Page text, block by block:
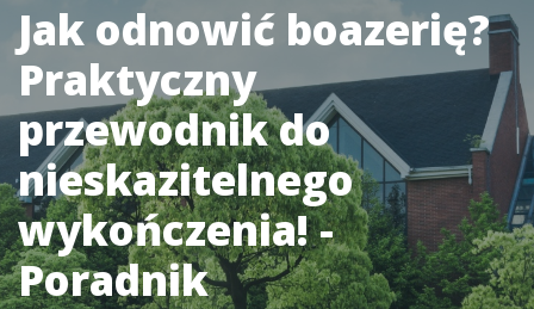
Jak odnowić boazerię?
Praktyczny
przewodnik do
nieskazitelnego
wykończenia! -
Poradnik